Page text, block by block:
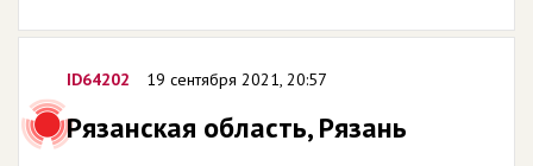
ID64202 19 сентября 2021, 20:57
Рязанская область, Рязань